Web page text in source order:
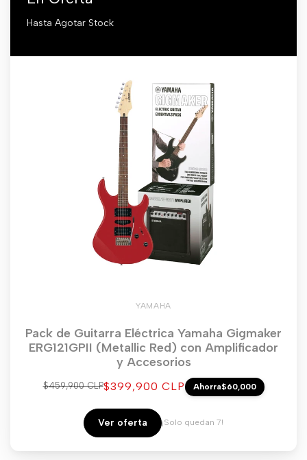
Hasta Agotar Stock
YAMAHA
Pack de Guitarra Eléctrica Yamaha Gigmaker
ERG121GPII (Metallic Red) con Amplificador
y Accesorios
Precio
$459,900 CLPPrecio
venta
$399,900 CLP Ahorra$60,000
Ver oferta ¡Solo quedan 7!